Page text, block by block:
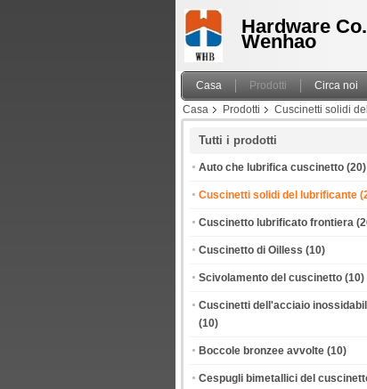
Hardware
Wenhao
Casa Prodotti Circa noi
Casa
Prodotti Cuscinetti solidi
Tutti i prodotti
Auto che lubrifica cuscinetto (20)
Cuscinetti solidi del lubrificante
Cuscinetto lubrificato frontiera
Cuscinetto di Oilless (10)
Scivolamento del cuscinetto (10)
Cuscinetti dell'acciaio
(10)
Boccole bronzee avvolte (10)
Cespugli bimetallici del